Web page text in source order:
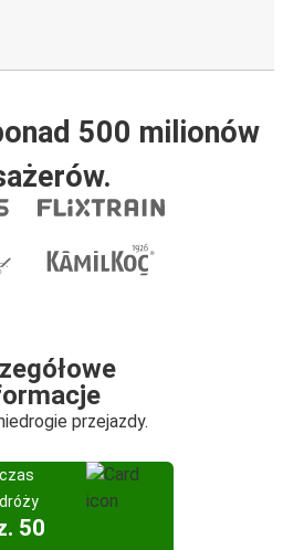
500 milionów
przejazdy.
50